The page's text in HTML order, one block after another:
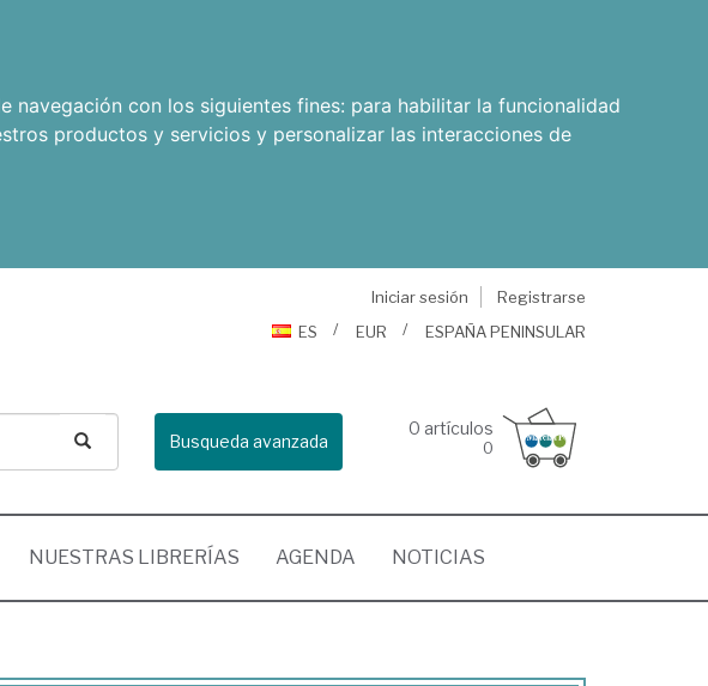
navegación con los siguientes fines: para habilitar la funcionalidad
productos y servicios y personalizar las interacciones de
Iniciar sesión
Registrarse
ES
EUR ESPAÑA PENINSULAR
Busqueda avanzada
0 artículos
0
NUESTRAS LIBRERÍAS AGENDA NOTICIAS